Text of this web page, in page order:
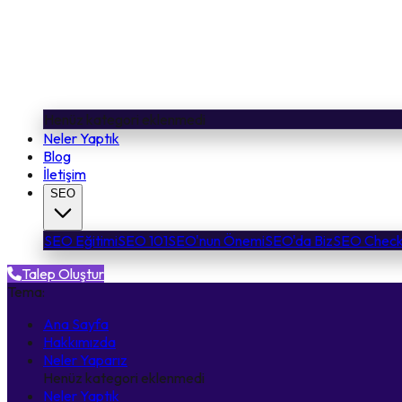
Henüz kategori eklenmedi
Neler Yaptık
Blog
İletişim
SEO
SEO EğitimiSEO 101SEO'nun ÖnemiSEO'da BizSEO
Talep Oluştur
Tema:
Ana Sayfa
Hakkımızda
Neler Yaparız
Henüz kategori eklenmedi
Neler Yaptık